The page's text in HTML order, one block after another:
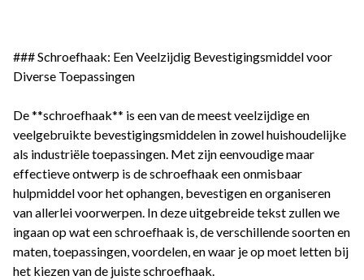
### Schroefhaak: Een Veelzijdig Bevestigingsmiddel voor
Diverse Toepassingen
De **schroefhaak** is een van de meest veelzijdige en
veelgebruikte bevestigingsmiddelen in zowel huishoudelijke
als industriële toepassingen. Met zijn eenvoudige maar
effectieve ontwerp is de schroefhaak een onmisbaar
hulpmiddel voor het ophangen, bevestigen en organiseren
van allerlei voorwerpen. In deze uitgebreide tekst zullen we
ingaan op wat een schroefhaak is, de verschillende soorten en
maten, toepassingen, voordelen, en waar je op moet letten bij
het kiezen van de juiste schroefhaak.